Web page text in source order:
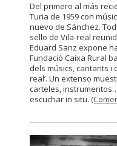
Del primero al más
Turia de 1959 con
nuevo de Sánchez.
sello de Vila-real
Eduard Sanz expone
Fundació Caixa Rural
dels músics, cantants i
real’. Un extenso
carteles,
escuchar in situ.